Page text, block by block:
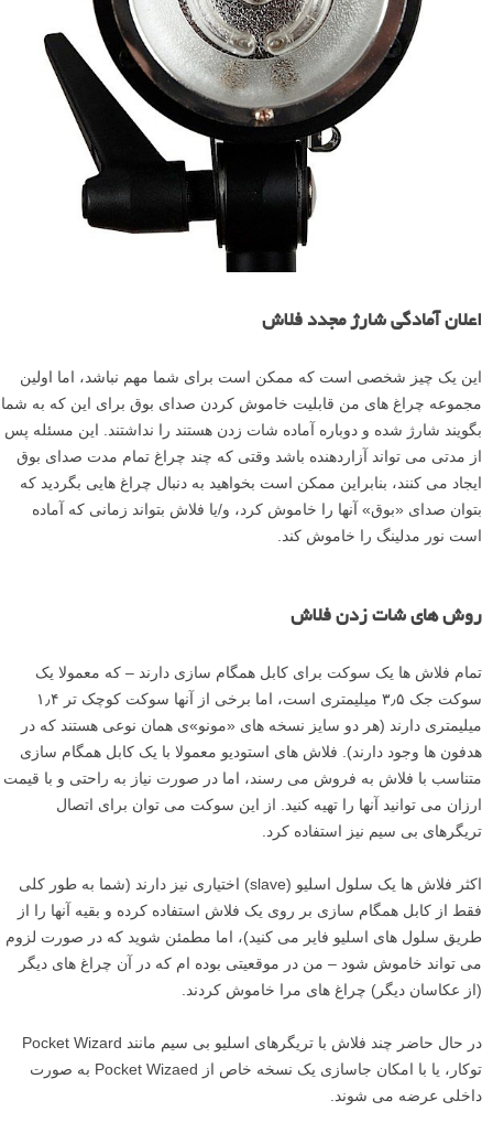
اعلان آمادگی شارژ مجدد فلاش
این یک چیز شخصی است که ممکن است برای شما مهم نباشد، اما اولین
مجموعه چراغ های من قابلیت خاموش کردن صدای بوق برای این که به شما
بگویند شارژ شده و دوباره آماده شات زدن هستند را نداشتند. این مسئله پس
از مدتی می تواند آزاردهنده باشد وقتی که چند چراغ تمام مدت صدای بوق
ایجاد می کنند، بنابراین ممکن است بخواهید به دنبال چراغ هایی بگردید که
بتوان صدای «بوق» آنها را خاموش کرد، و/یا فلاش بتواند زمانی که آماده
است نور مدلینگ را خاموش کند.
روش های شات زدن فلاش
تمام فلاش ها یک سوکت برای کابل همگام سازی دارند – که معمولا یک
سوکت جک ۳٫۵ میلیمتری است، اما برخی از آنها سوکت کوچک تر ۱٫۴
میلیمتری دارند (هر دو سایز نسخه های «مونو»ی همان نوعی هستند که در
هدفون ها وجود دارند). فلاش های استودیو معمولا با یک کابل همگام سازی
متناسب با فلاش به فروش می رسند، اما در صورت نیاز به راحتی و با قیمت
ارزان می توانید آنها را تهیه کنید. از این سوکت می توان برای اتصال
تریگرهای بی سیم نیز استفاده کرد.
اکثر فلاش ها یک سلول اسلیو (slave) اختیاری نیز دارند (شما به طور کلی
فقط از کابل همگام سازی بر روی یک فلاش استفاده کرده و بقیه آنها را از
طریق سلول های اسلیو فایر می کنید)، اما مطمئن شوید که در صورت لزوم
می تواند خاموش شود – من در موقعیتی بوده ام که در آن چراغ های دیگر
(از عکاسان دیگر) چراغ های مرا خاموش کردند.
در حال حاضر چند فلاش با تریگرهای اسلیو بی سیم مانند Pocket Wizard
توکار، یا با امکان جاسازی یک نسخه خاص از Pocket Wizaed به صورت
داخلی عرضه می شوند.